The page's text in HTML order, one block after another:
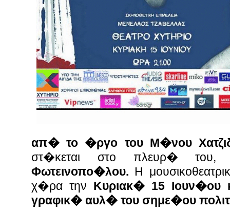
απ� το �ργο του Μ�νου
στ�κεται στο πλευρ�
Φωτεινοπο�λου. Η
χ�ρα την Κυριακ� 15 Ιουν�ου
γραφικ� αυλ� του σημε�ου